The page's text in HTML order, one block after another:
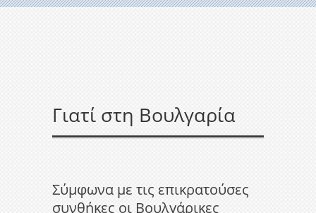
Γιατί στη Βουλγαρία
Σύμφωνα με τις επικρατούσες
συνθήκες οι Βουλγάρικες